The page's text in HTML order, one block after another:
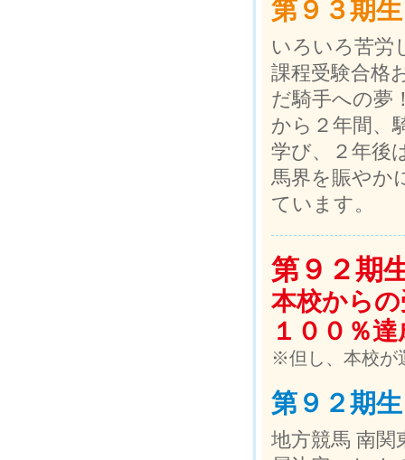
第９３期生
いろいろ苦労
課程受験合格
だ騎手への夢
から２年間、
学び、２年後
馬界を賑やか
ています。
第９２期
本校から
１００％達
※但し、本校が
第９２期生
地方競馬 南関